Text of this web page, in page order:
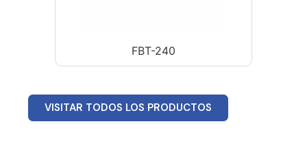
FBT-240
VISITAR TODOS LOS PRODUCTOS